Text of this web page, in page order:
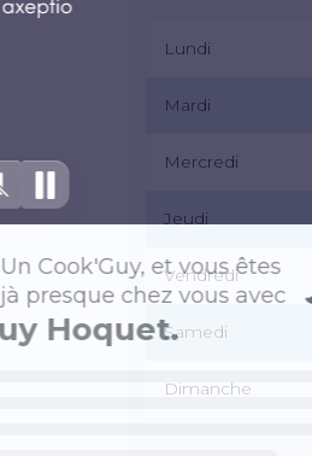
Lundi
Mardi
Mercredi
Jeudi
Vendredi
Samedi
Dimanche